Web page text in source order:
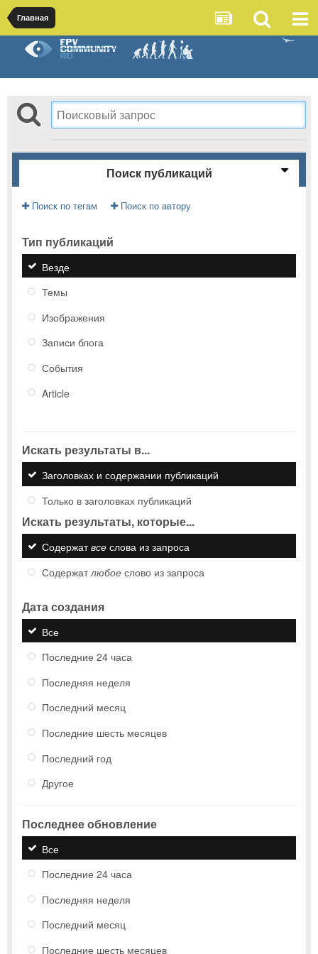
Главная
Поиск публикаций
Поиск по тегам Поиск по автору
Тип публикаций
Везде
Темы
Изображения
Записи блога
События
Article
Искать результаты в...
Заголовках и содержании публикаций
Только в заголовках публикаций
Искать результаты, которые...
Содержатвсе слова из запроса
Содержатлюбое слово из запроса
Дата создания
Все
Последние 24 часа
Последняя неделя
Последний месяц
Последние шесть месяцев
Последний год
Другое
Последнее обновление
Все
Последние 24 часа
Последняя неделя
Последний месяц
Последние шесть месяцев